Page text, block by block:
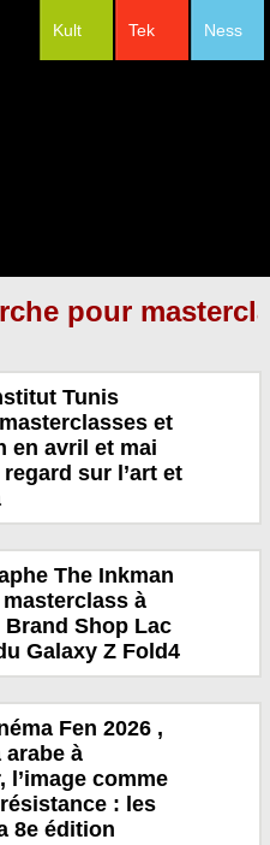
Ness
Tek
Kult
pour
Tunis
et
en avril et mai
sur l’art et
The Inkman
à
Brand Shop Lac
Galaxy Z Fold4
Fen 2026 ,
arabe à
l’image comme
: les
8e édition